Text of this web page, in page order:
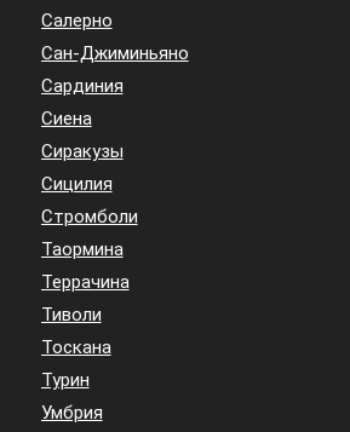
Салерно
Сан-Джиминьяно
Сардиния
Сиена
Сиракузы
Сицилия
Стромболи
Таормина
Террачина
Тиволи
Тоскана
Турин
Умбрия